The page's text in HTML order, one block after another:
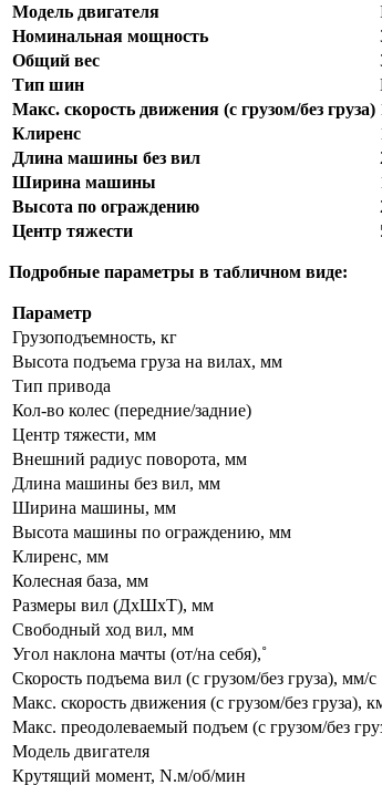
Модель двигателя
Номинальная мощность
Общий вес
Тип шин
Макс. скорость движения (с грузом/без груза)
Клиренс
Длина машины без вил
Ширина машины
Высота по ограждению
Центр тяжести
Подробные параметры в табличном виде:
Параметр
Грузоподъемность, кг
Высота подъема груза на вилах, мм
Тип привода
Кол-во колес (передние/задние)
Центр тяжести, мм
Внешний радиус поворота, мм
Длина машины без вил, мм
Ширина машины, мм
Высота машины по ограждению, мм
Клиренс, мм
Колесная база, мм
Размеры вил (ДхШхТ), мм
Свободный ход вил, мм
Угол наклона мачты (от/на себя),˚
Скорость подъема вил (с грузом/без груза), мм/с
Макс. скорость движения (с грузом/без груза),
Макс. преодолеваемый подъем (с грузом/без
Модель двигателя
Крутящий момент, N.м/об/мин